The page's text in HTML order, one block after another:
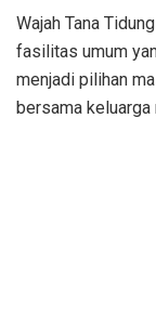
Wajah Tana
fasilitas umum
menjadi pilihan
bersama keluarga